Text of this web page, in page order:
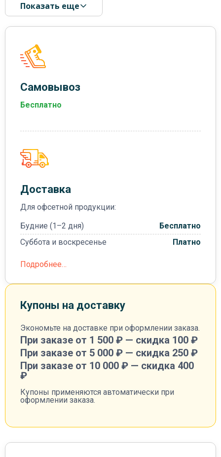
Показать еще
Самовывоз
Бесплатно
Доставка
Для офсетной продукции:
Будние (1–2 дня)
Бесплатно
Суббота и воскресенье
Платно
Подробнее…
Купоны на доставку
Экономьте на доставке при оформлении заказа.
При заказе от 1 500 ₽ — скидка 100 ₽
При заказе от 5 000 ₽ — скидка 250 ₽
При заказе от 10 000 ₽ — скидка 400
₽
Купоны применяются автоматически при
оформлении заказа.